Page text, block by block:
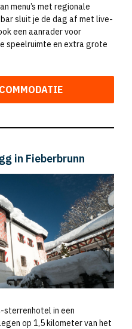
menu’s met regionale
sluit je de dag af met live-
een aanrader voor
speelruimte en extra grote
in Fieberbrunn
sterrenhotel in een
op 1,5 kilometer van het